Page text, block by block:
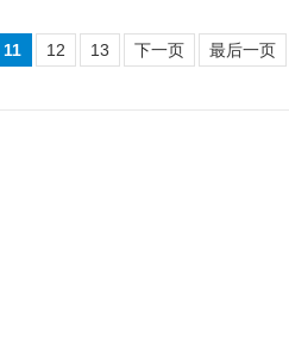
11 12 13 下一页 最后一页